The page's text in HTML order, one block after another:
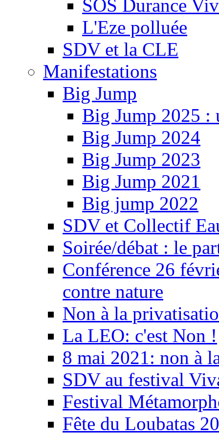
SOS Durance
L'Eze polluée
SDV et la CLE
Manifestations
Big Jump
Big Jump 2025 :
Big Jump 2024
Big Jump 2023
Big Jump 2021
Big jump 2022
SDV et Collectif
Soirée/débat : le
Conférence 26
contre nature
Non à la
La LEO: c'est Non !
8 mai 2021: non à
SDV au festival
Festival
Fête du Loubatas